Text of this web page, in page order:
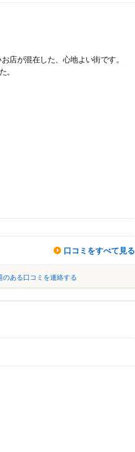
店が混在した、心地よい街です。
口コミをすべて見る
のある口コミを連絡する